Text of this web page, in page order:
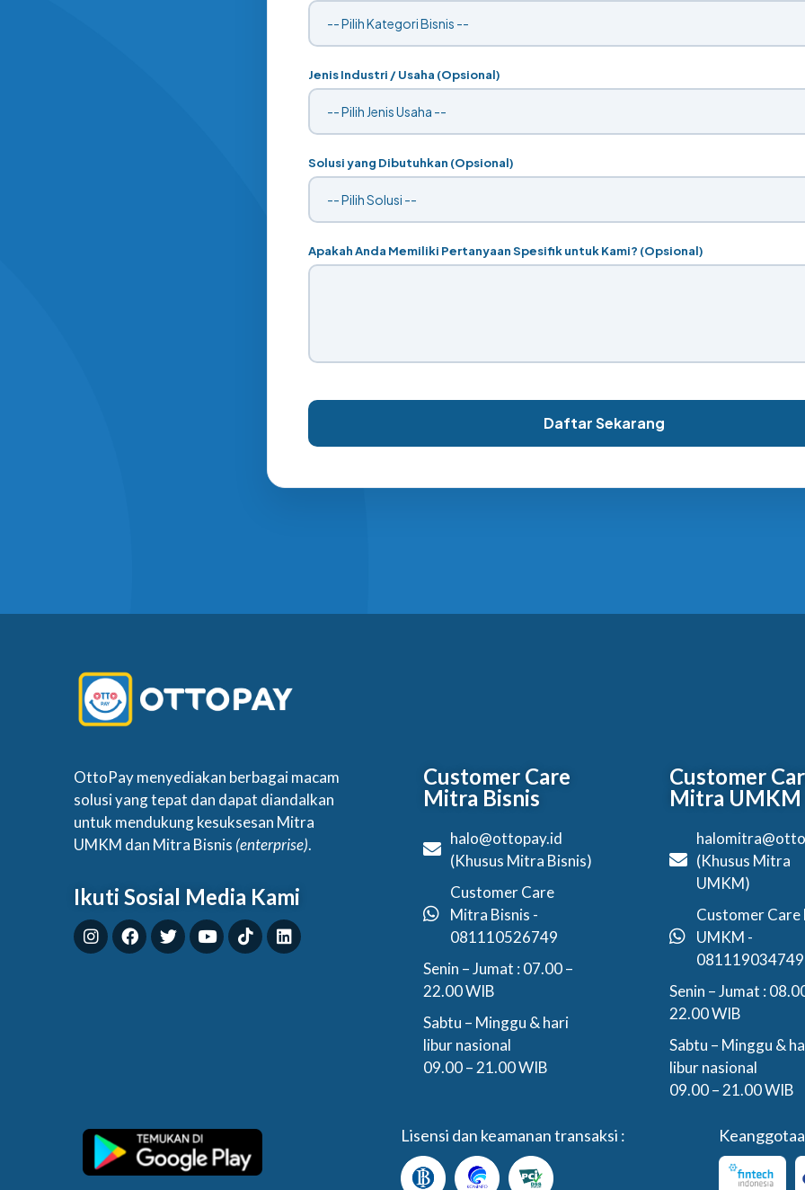
Jenis Industri / Usaha (Opsional)
Solusi yang Dibutuhkan (Opsional)
Apakah Anda Memiliki Pertanyaan Spesifik untuk Kami? (Opsional)
Daftar Sekarang
OttoPay menyediakan berbagai macam
solusi yang tepat dan dapat diandalkan
untuk mendukung kesuksesan Mitra
UMKM dan Mitra Bisnis (enterprise).
Ikuti Sosial Media Kami
Customer Care
Mitra Bisnis
halo@ottopay.id
(Khusus Mitra Bisnis)
Customer Care
Mitra Bisnis -
081110526749
Senin – Jumat : 07.00 –
22.00 WIB
Sabtu – Minggu & hari
libur nasional
09.00 – 21.00 WIB
Customer
Mitra UMKM
(Khusus Mitra
UMKM)
Customer
UMKM -
081119034749
Senin – Jumat :
22.00 WIB
Sabtu – Minggu &
libur nasional
09.00 – 21.00 WIB
Lisensi dan keamanan transaksi :